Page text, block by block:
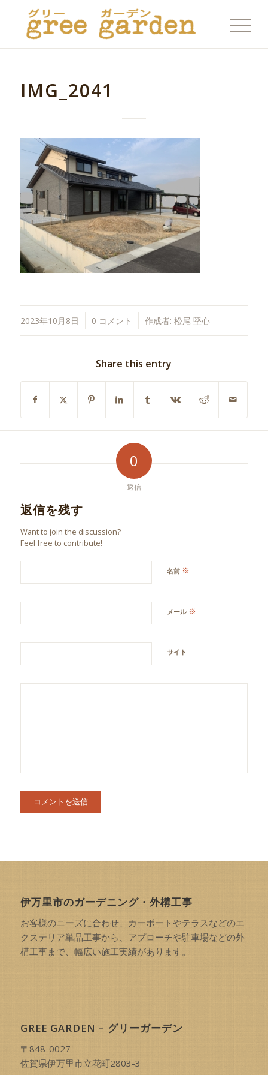
IMG_2041
2023年10月8日 0 コメント
/ 作成者: 松尾 堅心
Share this entry
0
返信
返信を残す
Want to join the discussion?
Feel free to contribute!
名前 ※
メール ※
サイト
伊万里市のガーデニング・外構工事
お客様のニーズに合わせ、カーポートやテラスなどのエ
クステリア単品工事から、アプローチや駐車場などの外
構工事まで、幅広い施工実績があります。
GREE GARDEN – グリーガーデン
〒848-0027
佐賀県伊万里市立花町2803-3